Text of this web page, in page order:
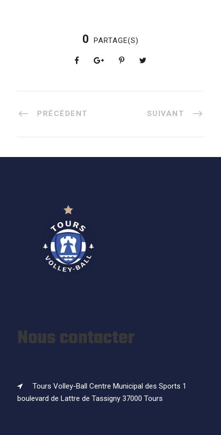
0 PARTAGE(S)
PRÉCÉDENT SUIVANT
Nous contacter
Tours Volley-Ball Centre Municipal des Sports 1
boulevard de Lattre de Tassigny 37000 Tours